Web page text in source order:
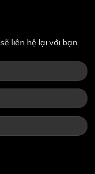
liên hệ lại với bạn